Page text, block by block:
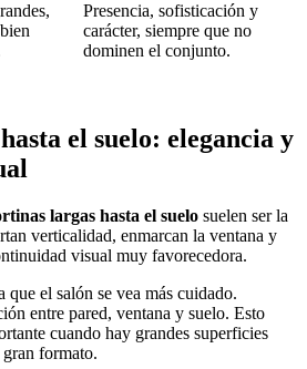
Presencia, sofisticación y
carácter, siempre que no
dominen el conjunto.
el suelo: elegancia y
largas hasta el suelo suelen ser la
verticalidad, enmarcan la ventana y
visual muy favorecedora.
que el salón se vea más cuidado.
entre pared, ventana y suelo. Esto
cuando hay grandes superficies
gran formato.